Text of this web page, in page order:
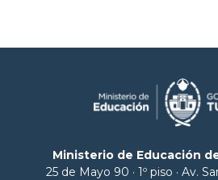
Ministerio de Educación
25 de Mayo 90 · 1º piso · Av.